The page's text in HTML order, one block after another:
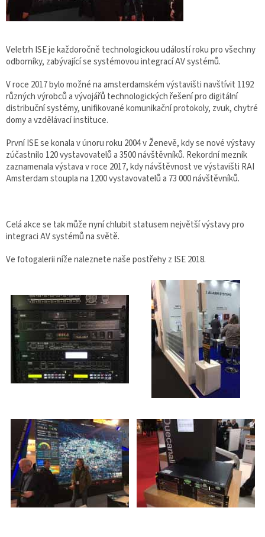
Veletrh ISE je každoročně technologickou událostí roku pro všechny
odborníky, zabývající se systémovou integrací AV systémů.
V roce 2017 bylo možné na amsterdamském výstavišti navštívit 1192
různých výrobců a vývojářů technologických řešení pro digitální
distribuční systémy, unifikované komunikační protokoly, zvuk, chytré
domy a vzdělávací instituce.
První ISE se konala v únoru roku 2004 v Ženevě, kdy se nové výstavy
zúčastnilo 120 vystavovatelů a 3500 návštěvníků. Rekordní mezník
zaznamenala výstava v roce 2017, kdy návštěvnost ve výstavišti RAI
Amsterdam stoupla na 1200 vystavovatelů a 73 000 návštěvníků.
Celá akce se tak může nyní chlubit statusem největší výstavy pro
integraci AV systémů na světě.
Ve fotogalerii níže naleznete naše postřehy z ISE 2018.